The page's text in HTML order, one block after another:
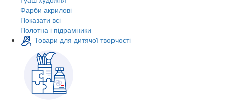
Фарби акрилові
Показати всі
Полотна і підрамники
Товари для дитячої творчості